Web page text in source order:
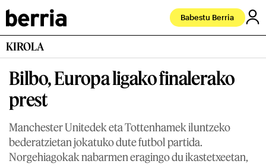
Babestu Berria
KIROLA
Bilbo, Europa ligako finalerako
prest
Manchester Unitedek eta Tottenhamek iluntzeko
bederatzietan jokatuko dute futbol partida.
Norgehiagokak nabarmen eragingo du ikastetxeetan,